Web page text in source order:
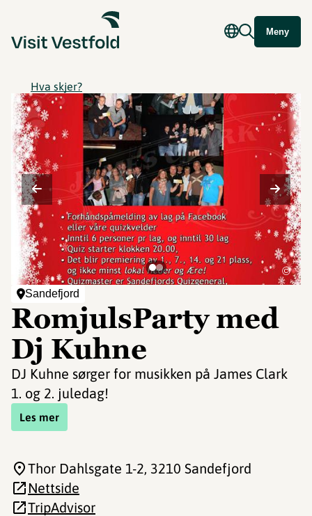
Meny
Hva skjer?
Sandefjord
RomjulsParty med
Dj Kuhne
DJ Kuhne sørger for musikken på James Clark
1. og 2. juledag!
Les mer
©
Thor Dahlsgate 1-2, 3210 Sandefjord
Nettside
TripAdvisor